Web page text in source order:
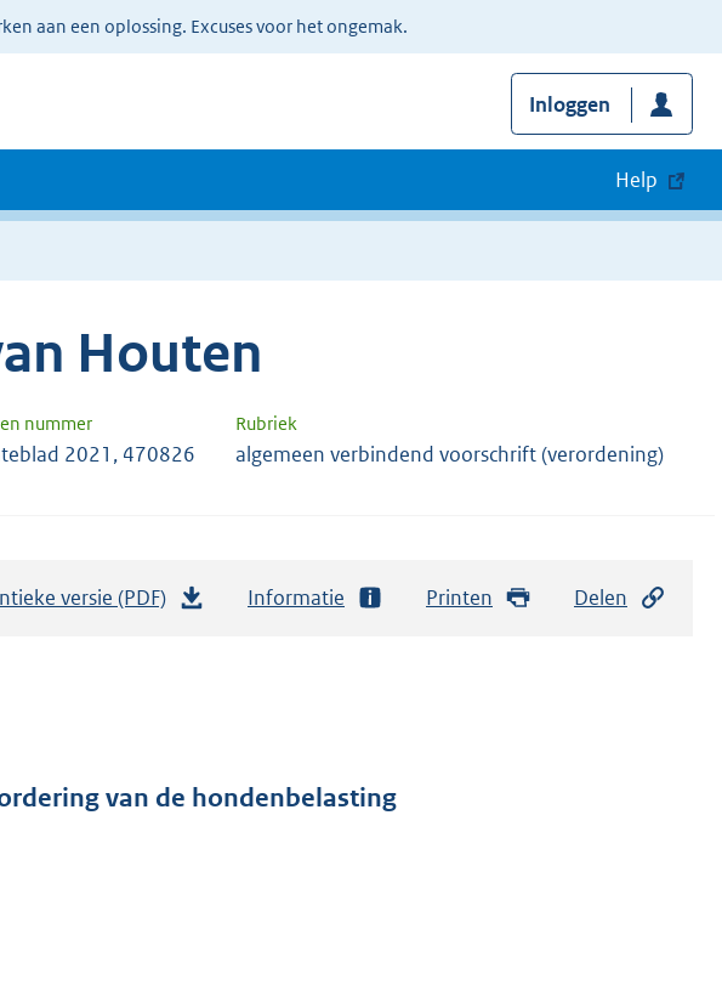
aan een oplossing. Excuses voor het ongemak.
Inloggen
Help
Houten
nummer Rubriek
2021, 470826 algemeen verbindend voorschrift (verordening)
versie (PDF)
d
Informatie Printen Delen
van de hondenbelasting